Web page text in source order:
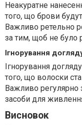
Неакуратне
того, що брови
Важливо ретельно
за тим, щоб не було
Ігнорування
Ігнорування
того, що волоски
Важливо регулярно
засоби для
Висновок